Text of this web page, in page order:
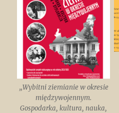
„Wybitni ziemianie w okresie
międzywojennym.
Gospodarka, kultura, nauka,